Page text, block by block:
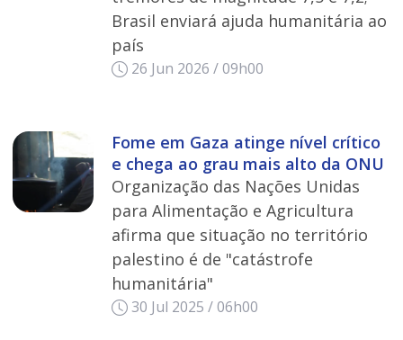
Brasil enviará ajuda humanitária ao
país
26 Jun 2026 / 09h00
Fome em Gaza atinge nível crítico
e chega ao grau mais alto da ONU
Organização das Nações Unidas
para Alimentação e Agricultura
afirma que situação no território
palestino é de "catástrofe
humanitária"
30 Jul 2025 / 06h00